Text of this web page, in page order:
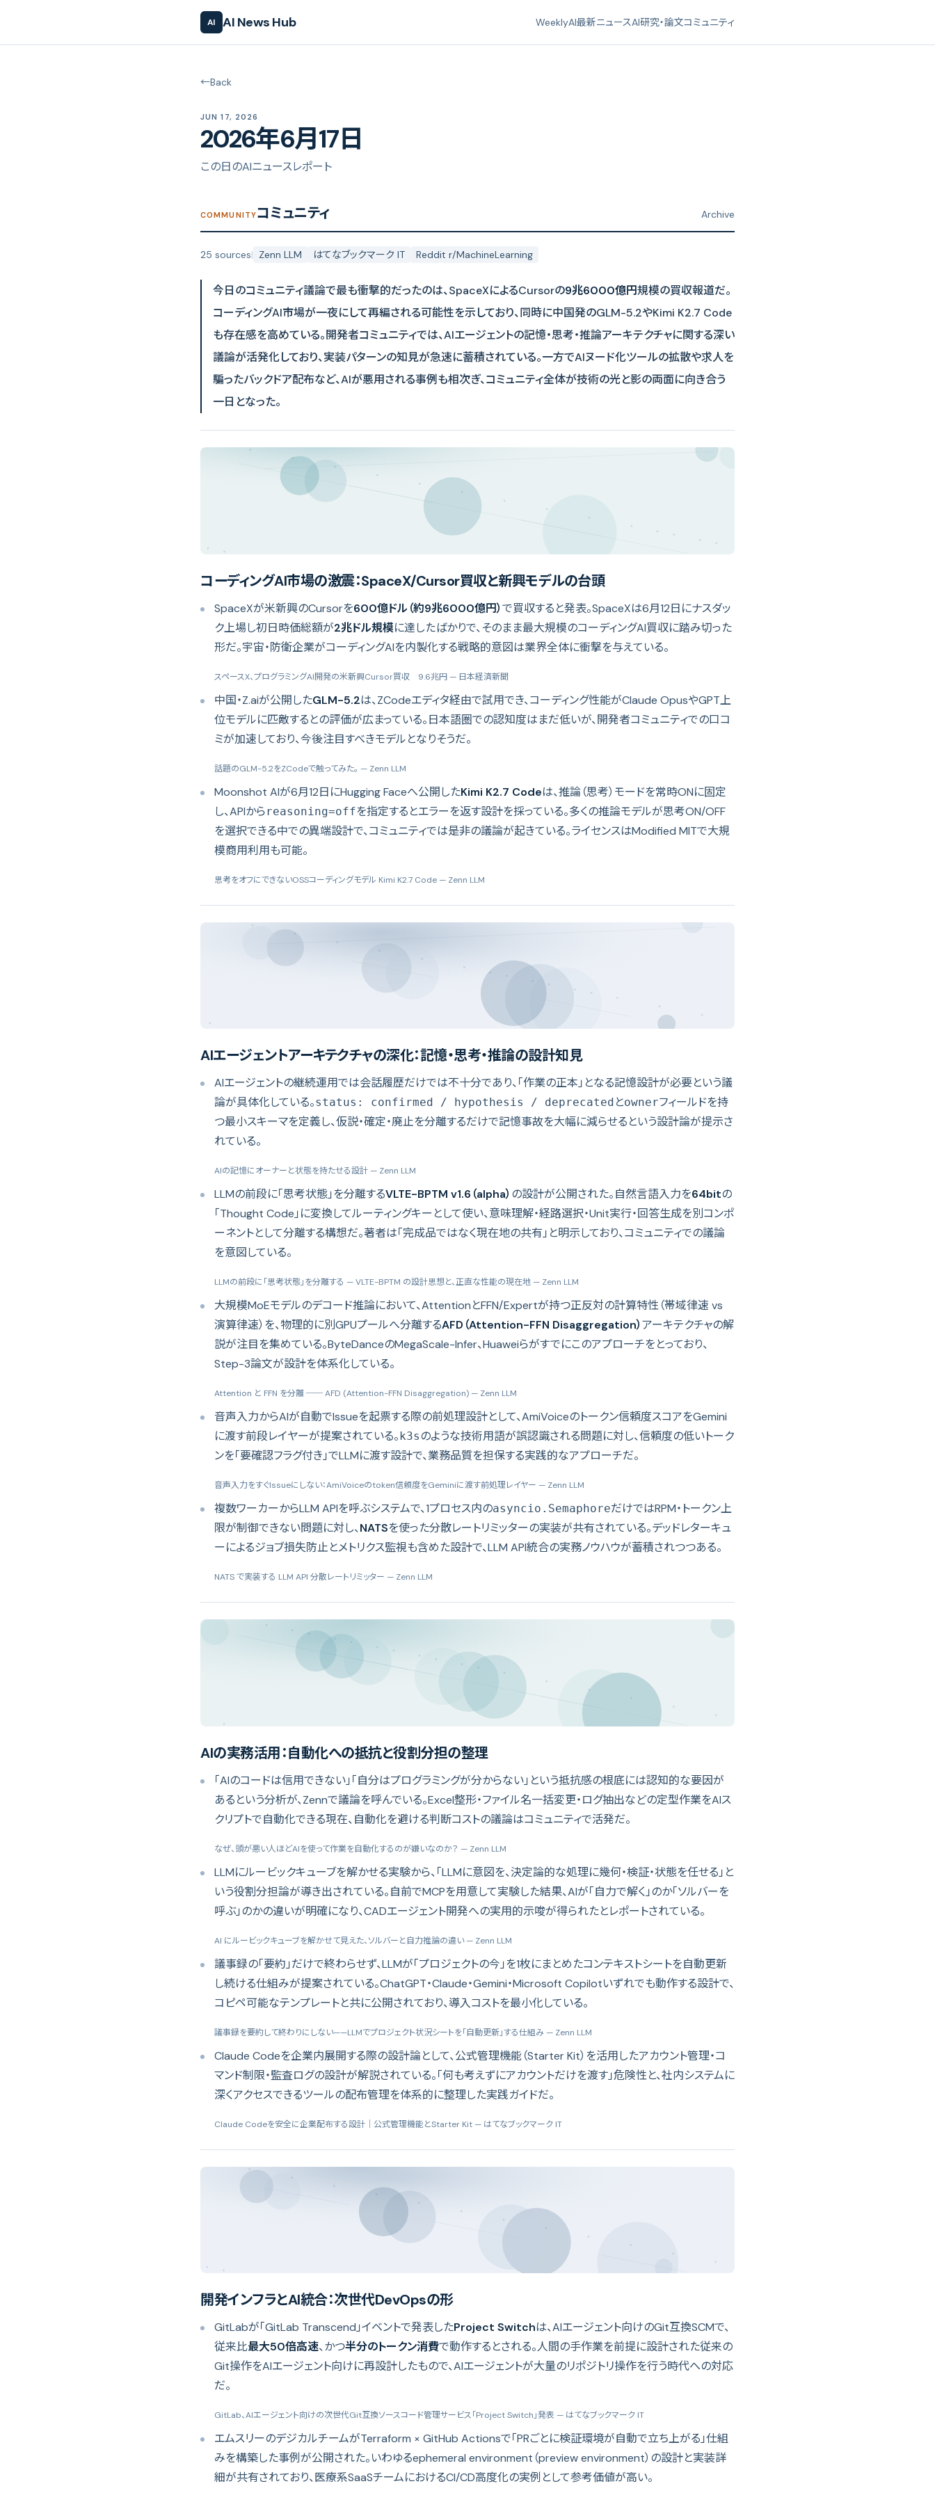
AI AI News Hub WeeklyAI最新ニュースAI研究・論文コミュニティ
←Back
JUN 17, 2026
2026年6月17日
この日のAIニュースレポート
COMMUNITYコミュニティ Archive
25 sources| Zenn LLM はてなブックマーク IT Reddit r/MachineLearning
今日のコミュニティ議論で最も衝撃的だったのは、SpaceXによるCursorの9兆6000億円規模の買収報道だ。
コーディングAI市場が一夜にして再編される可能性を示しており、同時に中国発のGLM-5.2やKimi K2.7 Code
も存在感を高めている。開発者コミュニティでは、AIエージェントの記憶・思考・推論アーキテクチャに関する深い
議論が活発化しており、実装パターンの知見が急速に蓄積されている。一方でAIヌード化ツールの拡散や求人を
騙ったバックドア配布など、AIが悪用される事例も相次ぎ、コミュニティ全体が技術の光と影の両面に向き合う
一日となった。
コーディングAI市場の激震：SpaceX/Cursor買収と新興モデルの台頭
SpaceXが米新興のCursorを600億ドル（約9兆6000億円）で買収すると発表。SpaceXは6月12日にナスダッ
ク上場し初日時価総額が2兆ドル規模に達したばかりで、そのまま最大規模のコーディングAI買収に踏み切った
形だ。宇宙・防衛企業がコーディングAIを内製化する戦略的意図は業界全体に衝撃を与えている。
スペースX、プログラミングAI開発の米新興Cursor買収 9.6兆円 — 日本経済新聞
中国・Z.aiが公開したGLM-5.2は、ZCodeエディタ経由で試用でき、コーディング性能がClaude OpusやGPT上
位モデルに匹敵するとの評価が広まっている。日本語圏での認知度はまだ低いが、開発者コミュニティでの口コ
ミが加速しており、今後注目すべきモデルとなりそうだ。
話題のGLM-5.2をZCodeで触ってみた。 — Zenn LLM
Moonshot AIが6月12日にHugging Faceへ公開したKimi K2.7 Codeは、推論（思考）モードを常時ONに固定
し、APIからreasoning=offを指定するとエラーを返す設計を採っている。多くの推論モデルが思考ON/OFF
を選択できる中での異端設計で、コミュニティでは是非の議論が起きている。ライセンスはModified MITで大規
模商用利用も可能。
思考をオフにできないOSSコーディングモデル Kimi K2.7 Code — Zenn LLM
AIエージェントアーキテクチャの深化：記憶・思考・推論の設計知見
AIエージェントの継続運用では会話履歴だけでは不十分であり、「作業の正本」となる記憶設計が必要という議
論が具体化している。status: confirmed / hypothesis / deprecated とownerフィールドを持
つ最小スキーマを定義し、仮説・確定・廃止を分離するだけで記憶事故を大幅に減らせるという設計論が提示さ
れている。
AIの記憶にオーナーと状態を持たせる設計 — Zenn LLM
LLMの前段に「思考状態」を分離するVLTE-BPTM v1.6（alpha） の設計が公開された。自然言語入力を64bitの
「Thought Code」に変換してルーティングキーとして使い、意味理解・経路選択・Unit実行・回答生成を別コンポ
ーネントとして分離する構想だ。著者は「完成品ではなく現在地の共有」と明示しており、コミュニティでの議論
を意図している。
LLMの前段に「思考状態」を分離する — VLTE-BPTM の設計思想と、正直な性能の現在地 — Zenn LLM
大規模MoEモデルのデコード推論において、AttentionとFFN/Expertが持つ正反対の計算特性（帯域律速 vs
演算律速）を、物理的に別GPUプールへ分離するAFD（Attention-FFN Disaggregation）アーキテクチャの解
説が注目を集めている。ByteDanceのMegaScale-Infer、Huaweiらがすでにこのアプローチをとっており、
Step-3論文が設計を体系化している。
Attention と FFN を分離 ── AFD (Attention-FFN Disaggregation) — Zenn LLM
音声入力からAIが自動でIssueを起票する際の前処理設計として、AmiVoiceのトークン信頼度スコアをGemini
に渡す前段レイヤーが提案されている。 k3sのような技術用語が誤認識される問題に対し、信頼度の低いトーク
ンを「要確認フラグ付き」でLLMに渡す設計で、業務品質を担保する実践的なアプローチだ。
音声入力をすぐIssueにしない：AmiVoiceのtoken信頼度をGeminiに渡す前処理レイヤー — Zenn LLM
複数ワーカーからLLM APIを呼ぶシステムで、1プロセス内のasyncio.SemaphoreだけではRPM・トークン上
限が制御できない問題に対し、NATSを使った分散レートリミッターの実装が共有されている。デッドレターキュ
ーによるジョブ損失防止とメトリクス監視も含めた設計で、LLM API統合の実務ノウハウが蓄積されつつある。
NATS で実装する LLM API 分散レートリミッター — Zenn LLM
AIの実務活用：自動化への抵抗と役割分担の整理
「AIのコードは信用できない」「自分はプログラミングが分からない」という抵抗感の根底には認知的な要因が
あるという分析が、Zennで議論を呼んでいる。Excel整形・ファイル名一括変更・ログ抽出などの定型作業をAIス
クリプトで自動化できる現在、自動化を避ける判断コストの議論はコミュニティで活発だ。
なぜ、頭が悪い人ほどAIを使って作業を自動化するのが嫌いなのか？ — Zenn LLM
LLMにルービックキューブを解かせる実験から、「LLMに意図を、決定論的な処理に幾何・検証・状態を任せる」と
いう役割分担論が導き出されている。自前でMCPを用意して実験した結果、AIが「自力で解く」のか「ソルバーを
呼ぶ」のかの違いが明確になり、CADエージェント開発への実用的示唆が得られたとレポートされている。
AI にルービックキューブを解かせて見えた、ソルバーと自力推論の違い— Zenn LLM
議事録の「要約」だけで終わらせず、LLMが「プロジェクトの今」を1枚にまとめたコンテキストシートを自動更新
し続ける仕組みが提案されている。ChatGPT・Claude・Gemini・Microsoft Copilotいずれでも動作する設計で、
コピペ可能なテンプレートと共に公開されており、導入コストを最小化している。
議事録を要約して終わりにしない——LLMでプロジェクト状況シートを「自動更新」する仕組み — Zenn LLM
Claude Codeを企業内展開する際の設計論として、公式管理機能（Starter Kit）を活用したアカウント管理・コ
マンド制限・監査ログの設計が解説されている。「何も考えずにアカウントだけを渡す」危険性と、社内システムに
深くアクセスできるツールの配布管理を体系的に整理した実践ガイドだ。
Claude Codeを安全に企業配布する設計｜公式管理機能とStarter Kit — はてなブックマーク IT
開発インフラとAI統合：次世代DevOpsの形
GitLabが「GitLab Transcend」イベントで発表したProject Switchは、AIエージェント向けのGit互換SCMで、
従来比最大50倍高速、かつ半分のトークン消費で動作するとされる。人間の手作業を前提に設計された従来の
Git操作をAIエージェント向けに再設計したもので、AIエージェントが大量のリポジトリ操作を行う時代への対応
だ。
GitLab、AIエージェント向けの次世代Git互換ソースコード管理サービス「Project Switch」発表 — はてなブックマーク IT
エムスリーのデジカルチームがTerraform × GitHub Actionsで「PRごとに検証環境が自動で立ち上がる」仕組
みを構築した事例が公開された。いわゆるephemeral environment（preview environment）の設計と実装詳
細が共有されており、医療系SaaSチームにおけるCI/CD高度化の実例として参考価値が高い。